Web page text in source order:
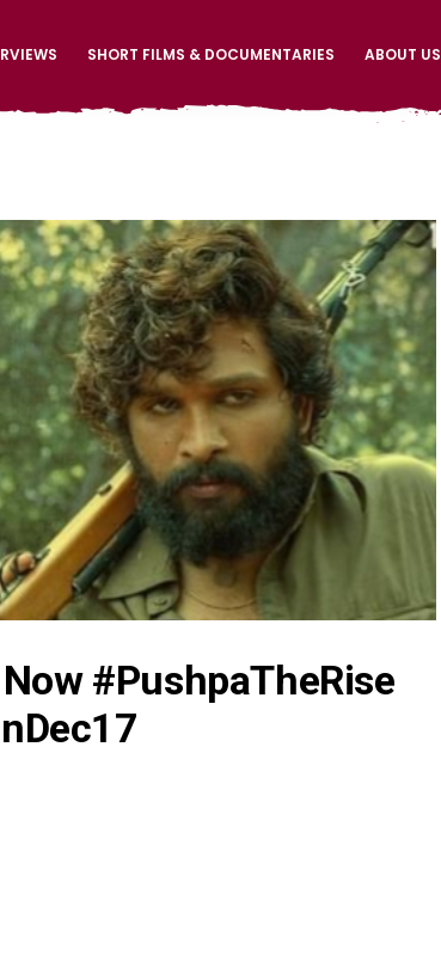
SHORT FILMS & DOCUMENTARIES ABOUT US
#PushpaTheRise